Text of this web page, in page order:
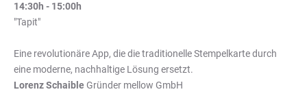
14:30h - 15:00h
"Tapit"
Eine revolutionäre App, die die traditionelle Stempelkarte durch
eine moderne, nachhaltige Lösung ersetzt.
Lorenz Schaible Gründer mellow GmbH